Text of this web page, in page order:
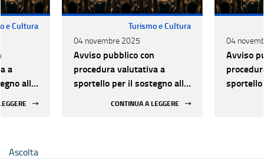
e Cultura
a
alle
Turismo e Cultura
04 novembre 2025
Avviso pubblico con
procedura valutativa a
sportello per il sostegno alle
CONTINUA A LEGGERE
04
Avviso
Ascolta